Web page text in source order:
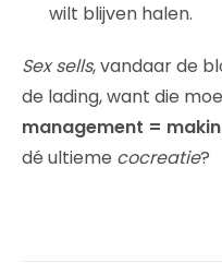
wilt blijven halen.
Sex sells, vandaar de
de lading, want die
management =
dé ultieme cocreatie?